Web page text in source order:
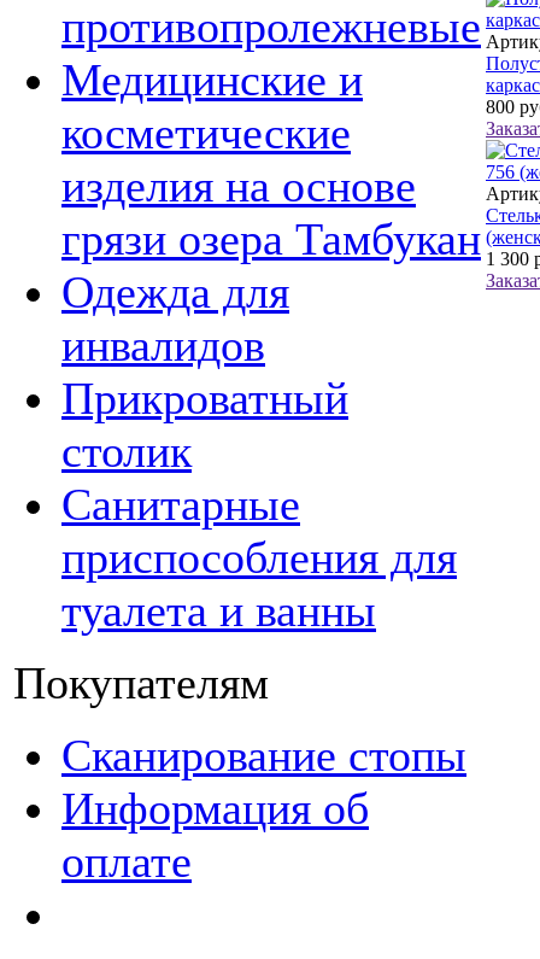
противопролежневые
Медицинские и
косметические
изделия на основе
грязи озера Тамбукан
Одежда для
инвалидов
Прикроватный
столик
Санитарные
приспособления для
туалета и ванны
Покупателям
Сканирование стопы
Информация об
оплате
800
1 300